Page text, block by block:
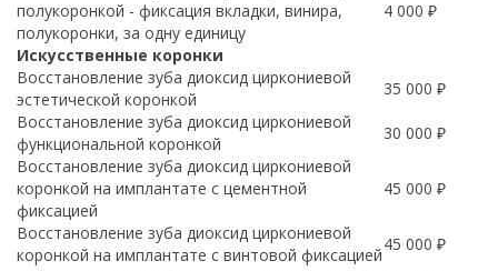
полукоронкой - фиксация вкладки, винира,
полукоронки, за одну единицу
4 000 ₽
Искусственные коронки
Восстановление зуба диоксид циркониевой
эстетической коронкой
35 000 ₽
Восстановление зуба диоксид циркониевой
функциональной коронкой
30 000 ₽
Восстановление зуба диоксид циркониевой
коронкой на имплантате с цементной
фиксацией
45 000 ₽
Восстановление зуба диоксид циркониевой
коронкой на имплантате с винтовой фиксацией
45 000 ₽